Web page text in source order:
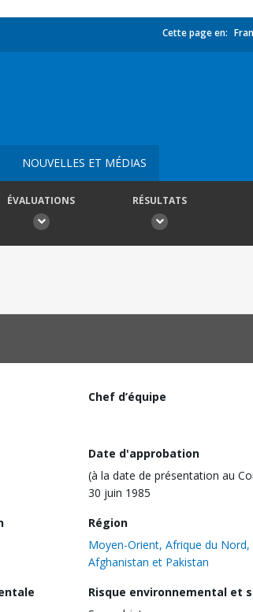
Cette page en:
NOUVELLES ET MÉDIAS
ÉVALUATIONS RÉSULTATS
Chef d’équipe
Date d'approbation
(à la date de présentation au
30 juin 1985
Région
Moyen-Orient, Afrique du Nord,
Afghanistan et Pakistan
Risque environnemental et